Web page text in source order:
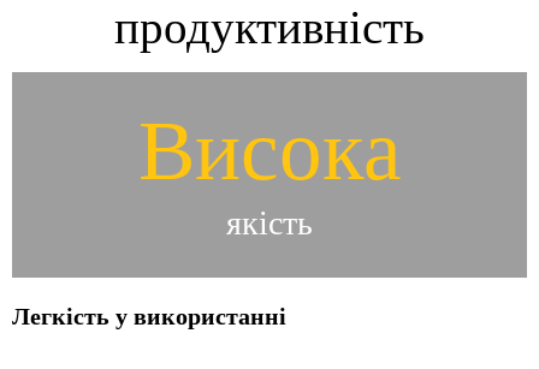
продуктивність
Висока
якість
Легкість у використанні